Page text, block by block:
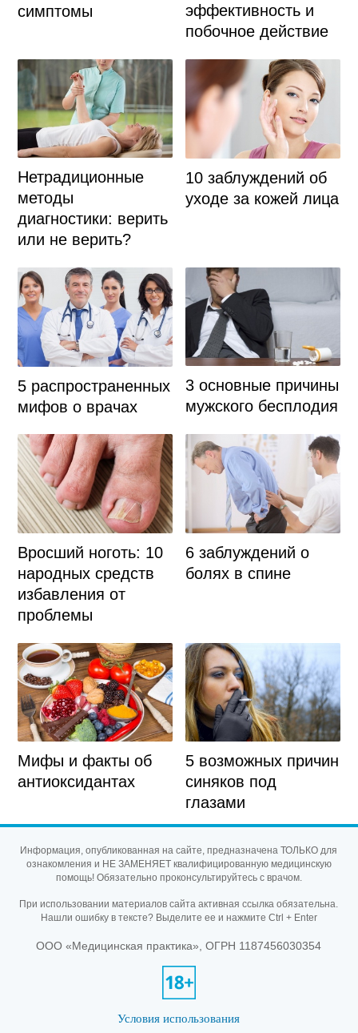
симптомы
эффективность и
побочное действие
Нетрадиционные
методы
диагностики: верить
или не верить?
10 заблуждений об
уходе за кожей лица
5 распространенных
мифов о врачах
3 основные причины
мужского бесплодия
Вросший ноготь: 10
народных средств
избавления от
проблемы
6 заблуждений о
болях в спине
Мифы и факты об
антиоксидантах
5 возможных причин
синяков под
глазами
Информация, опубликованная на сайте, предназначена ТОЛЬКО для
ознакомления и НЕ ЗАМЕНЯЕТ квалифицированную медицинскую
помощь! Обязательно проконсультируйтесь с врачом.
При использовании материалов сайта активная ссылка обязательна.
Нашли ошибку в тексте? Выделите ее и нажмите Ctrl + Enter
ООО «Медицинская практика», ОГРН 1187456030354
Условия использования